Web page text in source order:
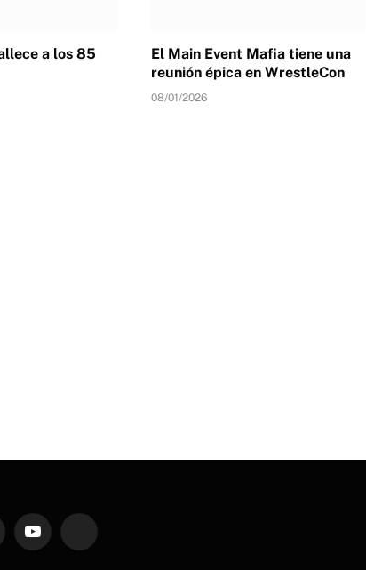
a los 85
El Main Event Mafia tiene una
reunión épica en WrestleCon
08/01/2026
YouTube TikTok